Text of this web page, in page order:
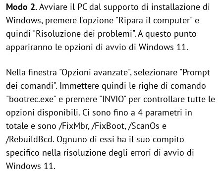
Modo 2.Avviare il PC dal supporto di installazione di
Windows, premere l'opzione "Ripara il computer" e
quindi "Risoluzione dei problemi". A questo punto
appariranno le opzioni di avvio di Windows 11.
Nella finestra "Opzioni avanzate", selezionare "Prompt
dei comandi". Immettere quindi le righe di comando
"bootrec.exe" e premere "INVIO" per controllare tutte le
opzioni disponibili. Ci sono fino a 4 parametri in
totale e sono /FixMbr, /FixBoot, /ScanOs e
/RebuildBcd. Ognuno di essi ha il suo compito
specifico nella risoluzione degli errori di avvio di
Windows 11.